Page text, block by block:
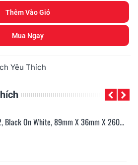
Thêm Vào Giỏ
Mua Ngay
Yêu Thích
Black On White, 89mm X 36mm X 260...